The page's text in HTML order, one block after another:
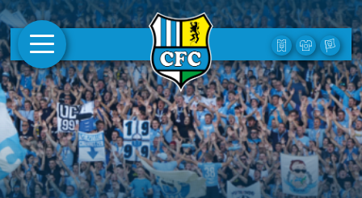
AKTUELLES
1. MANNSCHAFT
FRAUEN